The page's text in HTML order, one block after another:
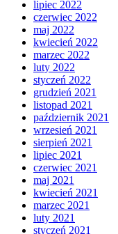
lipiec 2022
czerwiec 2022
maj 2022
kwiecień 2022
marzec 2022
luty 2022
styczeń 2022
grudzień 2021
listopad 2021
październik 2021
wrzesień 2021
sierpień 2021
lipiec 2021
czerwiec 2021
maj 2021
kwiecień 2021
marzec 2021
luty 2021
styczeń 2021